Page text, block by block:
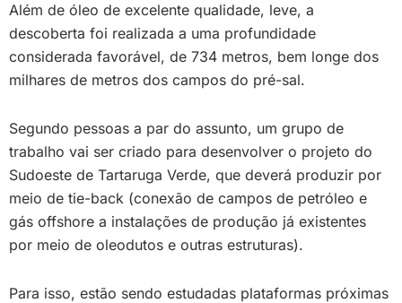
Além de óleo de excelente qualidade, leve, a
descoberta foi realizada a uma profundidade
considerada favorável, de 734 metros, bem longe dos
milhares de metros dos campos do pré-sal.
Segundo pessoas a par do assunto, um grupo de
trabalho vai ser criado para desenvolver o projeto do
Sudoeste de Tartaruga Verde, que deverá produzir por
meio de tie-back (conexão de campos de petróleo e
gás offshore a instalações de produção já existentes
por meio de oleodutos e outras estruturas).
Para isso, estão sendo estudadas plataformas próximas